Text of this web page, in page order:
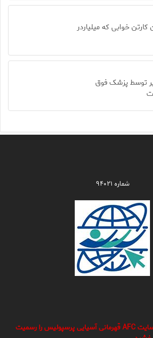
کارتن خوابی که میلیاردر
توسط پزشک فوق
شماره ۹۴۰۲۱
سایت AFC قهرمانی آسیایی پرسپولیس را رسمیت